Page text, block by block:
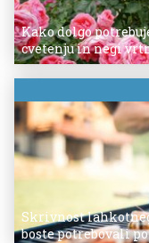
Kako dolgo
cvetenju in negi
Skrivnost
boste potrebovali